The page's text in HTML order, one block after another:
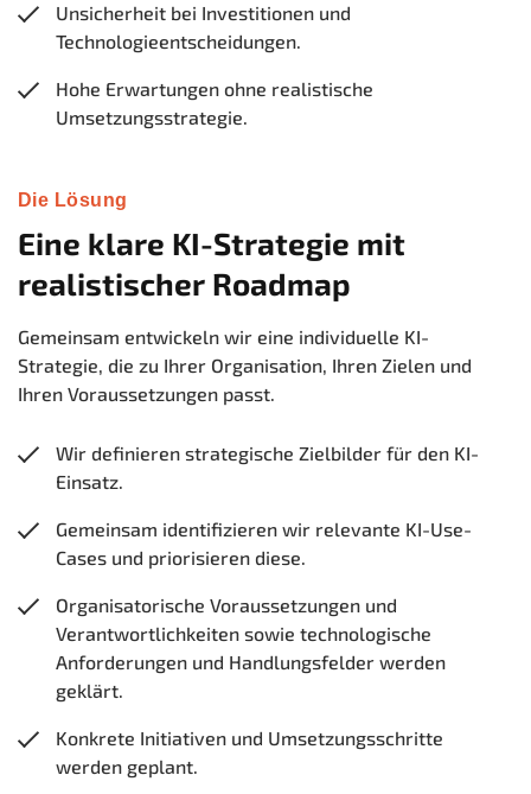
Unsicherheit bei Investitionen und
Technologieentscheidungen.
Hohe Erwartungen ohne realistische
Umsetzungsstrategie.
Die Lösung
Eine klare KI-Strategie mit
realistischer Roadmap
Gemeinsam entwickeln wir eine individuelle KI-
Strategie, die zu Ihrer Organisation, Ihren Zielen und
Ihren Voraussetzungen passt.
Wir definieren strategische Zielbilder für den KI-
Einsatz.
Gemeinsam identifizieren wir relevante KI-Use-
Cases und priorisieren diese.
Organisatorische Voraussetzungen und
Verantwortlichkeiten sowie technologische
Anforderungen und Handlungsfelder werden
geklärt.
Konkrete Initiativen und Umsetzungsschritte
werden geplant.